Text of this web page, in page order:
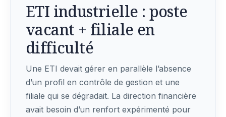
ETI industrielle : poste
vacant + filiale en
difficulté
Une ETI devait gérer en parallèle l’absence
d’un profil en contrôle de gestion et une
filiale qui se dégradait. La direction financière
avait besoin d’un renfort expérimenté pour